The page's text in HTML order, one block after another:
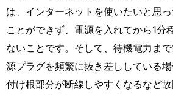
は、インターネットを使いたいと思
ことができず、電源を入れてから1分
ないことです。そして、待機電力ま
源プラグを頻繁に抜き差ししている
付け根部分が断線しやすくなるなど